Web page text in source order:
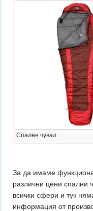
Спален чувал
За да имаме
различни цени спални
всички сфери и тук
информация от